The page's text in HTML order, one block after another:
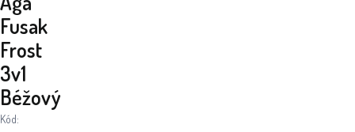
Fusak
Frost
3v1
Béžový
Kód: